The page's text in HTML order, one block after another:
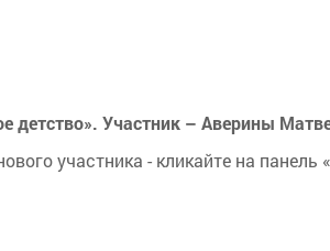
детство». Участник – Аверины
участника - кликайте на